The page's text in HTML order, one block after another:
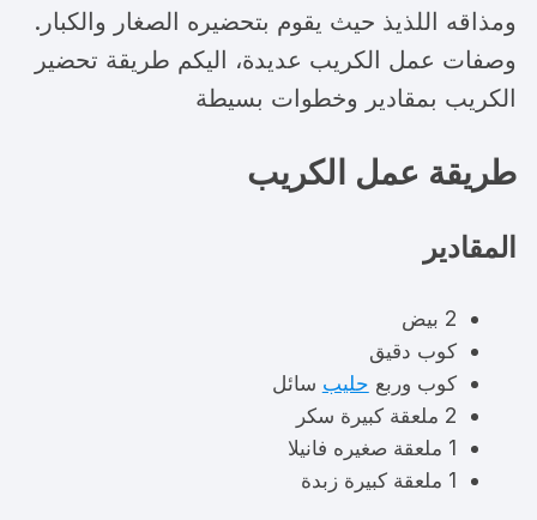
ومذاقه اللذيذ حيث يقوم بتحضيره الصغار والكبار.
وصفات عمل الكريب عديدة، اليكم طريقة تحضير
الكريب بمقادير وخطوات بسيطة
طريقة عمل الكريب
المقادير
2 بيض
كوب دقيق
كوب وربع حليب سائل
2 ملعقة كبيرة سكر
1 ملعقة صغيره فانيلا
1 ملعقة كبيرة زبدة